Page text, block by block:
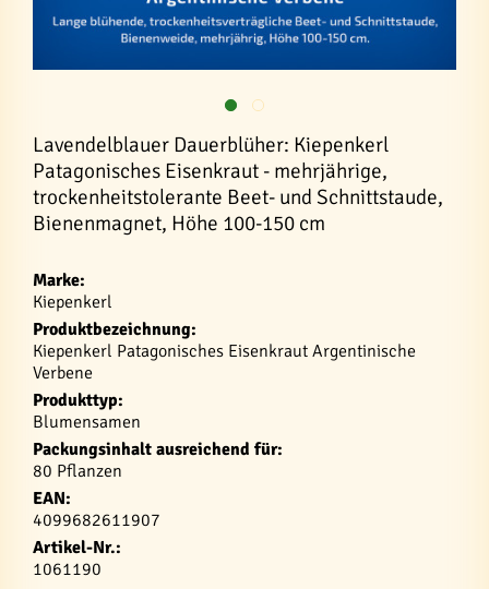
Lavendelblauer Dauerblüher: Kiepenkerl
Patagonisches Eisenkraut - mehrjährige,
trockenheitstolerante Beet- und Schnittstaude,
Bienenmagnet, Höhe 100-150 cm
Marke:
Kiepenkerl
Produktbezeichnung:
Kiepenkerl Patagonisches Eisenkraut Argentinische
Verbene
Produkttyp:
Blumensamen
Packungsinhalt ausreichend für:
80 Pflanzen
EAN:
4099682611907
Artikel-Nr.:
1061190